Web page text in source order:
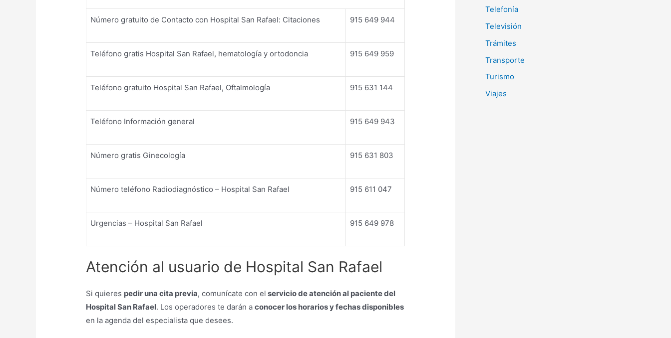
Número gratuito de Contacto con Hospital San Rafael: Citaciones 915 649 944
Teléfono gratis Hospital San Rafael, hematología y ortodoncia 915 649 959
Teléfono gratuito Hospital San Rafael, Oftalmología 915 631 144
Teléfono Información general 915 649 943
Número gratis Ginecología 915 631 803
Número teléfono Radiodiagnóstico – Hospital San Rafael 915 611 047
Urgencias – Hospital San Rafael 915 649 978
Atención al usuario de Hospital San Rafael
Si quieres pedir una cita previa, comunícate con el servicio de atención al paciente del
Hospital San Rafael. Los operadores te darán aconocer los horarios y fechas disponibles
en la agenda del especialista que desees.
Telefonía
Televisión
Trámites
Transporte
Turismo
Viajes